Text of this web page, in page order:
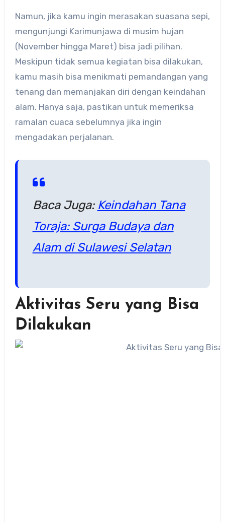
Namun, jika kamu ingin merasakan suasana sepi,
mengunjungi Karimunjawa di musim hujan
(November hingga Maret) bisa jadi pilihan.
Meskipun tidak semua kegiatan bisa dilakukan,
kamu masih bisa menikmati pemandangan yang
tenang dan memanjakan diri dengan keindahan
alam. Hanya saja, pastikan untuk memeriksa
ramalan cuaca sebelumnya jika ingin
mengadakan perjalanan.
Baca Juga: Keindahan Tana
Toraja: Surga Budaya dan
Alam di Sulawesi Selatan
Aktivitas Seru yang Bisa
Dilakukan